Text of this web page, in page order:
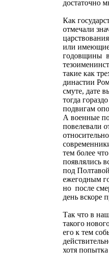
достаточно
Как
отмечали
или
годовщины
такие как
династии
смуте, дате
тогда
подвигам
А военные
повелевали
тем более
появлялись
под
ежегодным
но после
день вскоре
Так что в
такого
его к тем
хотя попытка